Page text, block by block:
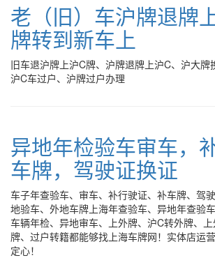
老（旧）车沪牌退牌
牌转到新车上
旧车退沪牌上沪C牌、沪牌退牌上沪C、沪大牌
沪C车过户、沪牌过户办理
异地年检验车审车，
车牌，驾驶证换证
车子年查验车、审车、补行驶证、补车牌、驾
地验车、外地车牌上海年查验车、异地年查验
车辆年检、异地审车、上外牌、沪C转外牌、
牌、过户转籍都能够找上海车牌网！实体店运
定心！